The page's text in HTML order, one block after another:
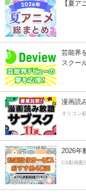
【夏ア
芸能界
スクー
漫画読
オリコン
2026年
CS動画配